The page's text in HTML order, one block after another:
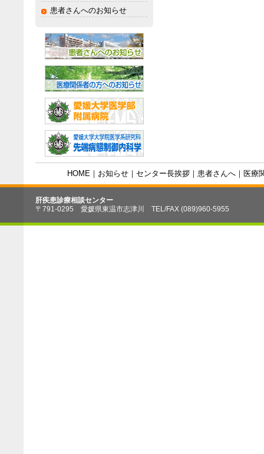
患者さんへのお知らせ
HOME ｜ お知らせ ｜ センター長挨拶 ｜ 患者さんへ ｜ 医療
肝疾患診療相談センター
〒791-0295 愛媛県東温市志津川 TEL/FAX (089)960-5955